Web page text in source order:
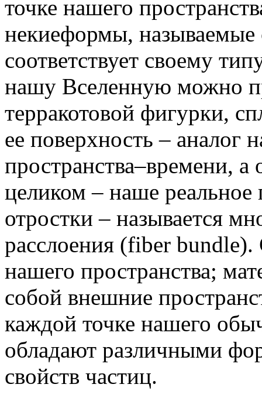
точке нашего
некиеформы,
соответствует своему
нашу Вселенную можно
терракотовой фигурки,
ее поверхность – аналог
пространства–времени,
целиком – наше реальное
отростки – называется
расслоения (fiber
нашего пространства;
собой внешние
каждой точке нашего
обладают различными
свойств частиц.